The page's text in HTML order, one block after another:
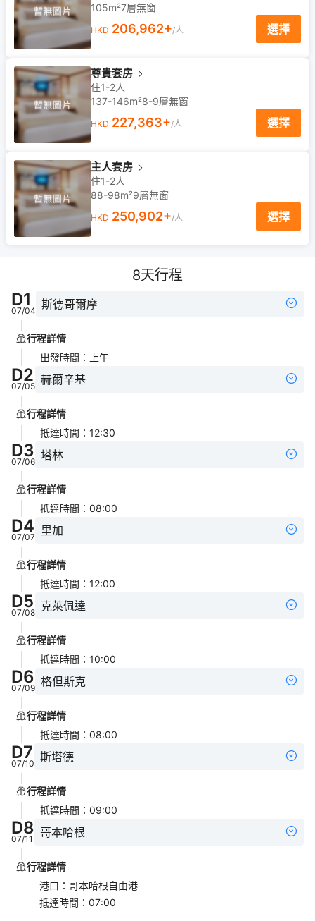
105m²7層無窗
HKD 206,962+/人 選擇
尊貴套房
住1-2人
137-146m²8-9層無窗
HKD 227,363+/人 選擇
主人套房
住1-2人
88-98m²9層無窗
HKD 250,902+/人 選擇
8天行程
D1
07/04 斯德哥爾摩
行程詳情
出發時間 ： 上午
D2
07/05 赫爾辛基
行程詳情
抵達時間 ： 12:30
D3
07/06 塔林
行程詳情
抵達時間 ： 08:00
D4
07/07 里加
行程詳情
抵達時間 ： 12:00
D5
07/08 克萊佩達
行程詳情
抵達時間 ： 10:00
D6
07/09 格但斯克
行程詳情
抵達時間 ： 08:00
D7
07/10 斯塔德
行程詳情
抵達時間 ： 09:00
D8
07/11 哥本哈根
行程詳情
港口 ： 哥本哈根自由港
抵達時間 ： 07:00